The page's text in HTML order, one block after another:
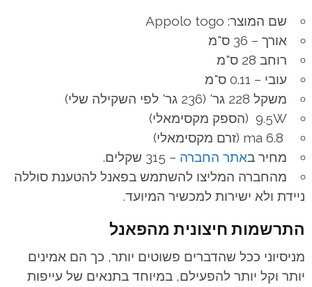
שם המוצר: Appolo togo
אורך – 36 ס"מ
רוחב 28 ס"מ
עובי – 0.11 ס"מ
משקל 228 גר' (236 גר' לפי השקילה שלי)
9.5W (הספק מקסימאלי)
מחיר באתר החברה – 315 שקלים.
מהחברה המליצו להשתמש בפאנל להטענת סוללה
ניידת ולא ישירות למכשיר המיועד.
התרשמות חיצונית מהפאנל
מניסיוני ככל שהדברים פשוטים יותר, כך הם אמינים
יותר וקל יותר להפעילם, במיוחד בתנאים של עייפות